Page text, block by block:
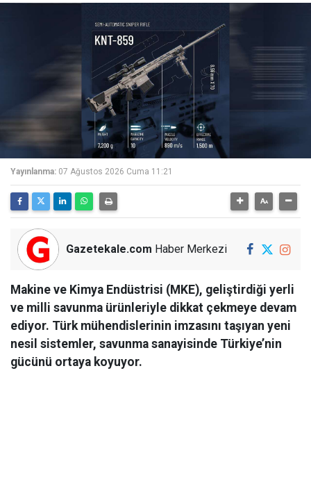
Yayınlanma: 07 Ağustos 2026 Cuma 11:21
Gazetekale.com Haber Merkezi
Makine ve Kimya Endüstrisi (MKE), geliştirdiği yerli
ve milli savunma ürünleriyle dikkat çekmeye devam
ediyor. Türk mühendislerinin imzasını taşıyan yeni
nesil sistemler, savunma sanayisinde Türkiye’nin
gücünü ortaya koyuyor.